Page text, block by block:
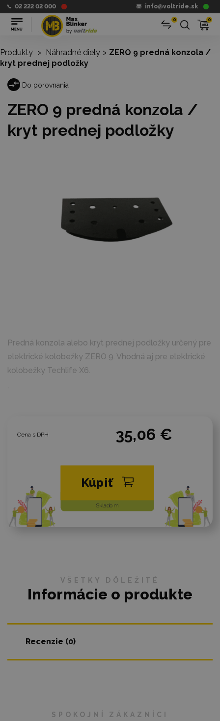
02 222 02 000 info@voltride.sk
0 0
Produkty > Náhradné diely > ZERO 9 predná konzola /
kryt prednej podložky
Do porovnania
ZERO 9 predná konzola /
kryt prednej podložky
Predná konzola alebo kryt prednej podložky určený pre
elektrické kolobežky ZERO 9. Vhodná aj pre elektrické
kolobežky Techlife X6.
`
Cena s DPH 35,06 €
Skladom
Kúpiť
VŠETKY DÔLEŽITÉ
Informácie o produkte
Recenzie (0)
SPOKOJNÍ ZÁKAZNÍCI